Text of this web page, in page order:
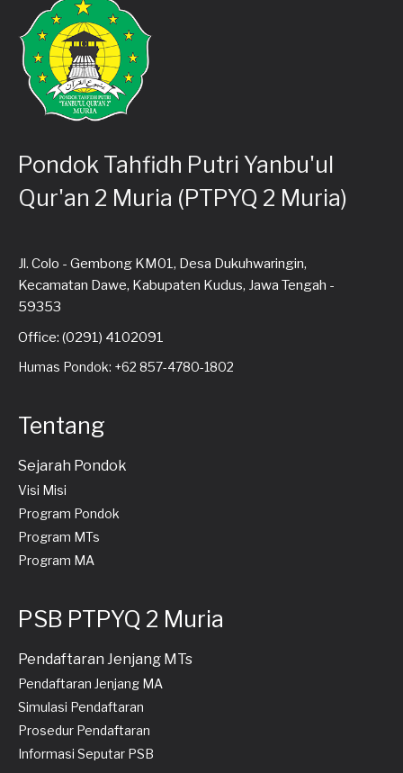
Pondok Tahfidh Putri Yanbu'ul
Qur'an 2 Muria (PTPYQ 2 Muria)
Jl. Colo - Gembong KM01, Desa Dukuhwaringin,
Kecamatan Dawe, Kabupaten Kudus, Jawa Tengah -
59353
Office: (0291) 4102091
Humas Pondok: +62 857-4780-1802
Tentang
Sejarah Pondok
Visi Misi
Program Pondok
Program MTs
Program MA
PSB PTPYQ 2 Muria
Pendaftaran Jenjang MTs
Pendaftaran Jenjang MA
Simulasi Pendaftaran
Prosedur Pendaftaran
Informasi Seputar PSB